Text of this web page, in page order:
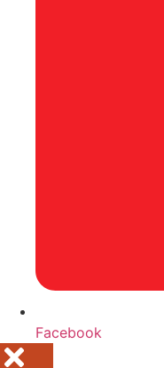
Facebook